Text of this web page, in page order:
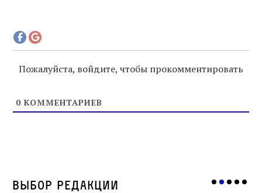
Пожалуйста, войдите, чтобы прокомментировать
0 КОММЕНТАРИЕВ
Выбор редакции